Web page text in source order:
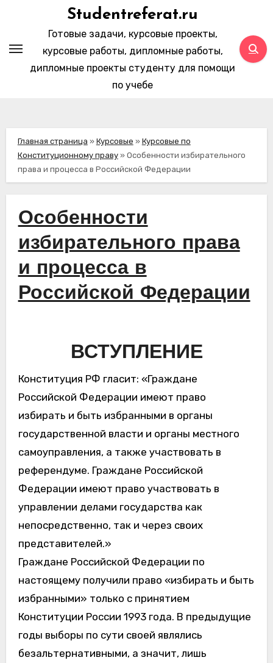
содержимому
Studentreferat.ru
Готовые задачи, курсовые проекты,
курсовые работы, дипломные работы,
дипломные проекты студенту для помощи
по учебе
Главная страница » Курсовые » Курсовые по
Конституционному праву» Особенности избирательного
права и процесса в Российской Федерации
Особенности
избирательного права
и процесса в
Российской Федерации
ВСТУПЛЕНИЕ
Конституция РФ гласит: «Граждане
Российской Федерации имеют право
избирать и быть избранными в органы
государственной власти и органы местного
самоуправления, а также участвовать в
референдуме. Граждане Российской
Федерации имеют право участвовать в
управлении делами государства как
непосредственно, так и через своих
представителей.»
Граждане Российской Федерации по
настоящему получили право «избирать и быть
избранными» только с принятием
Конституции России 1993 года. В предыдущие
годы выборы по сути своей являлись
безальтернативными, а значит, лишь